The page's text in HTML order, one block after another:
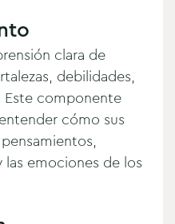
clara de
debilidades,
Este componente
cómo sus
emociones de los